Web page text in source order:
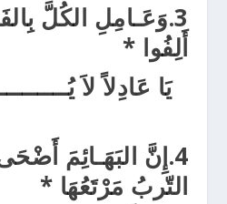
3. وَعَـامِلِ الكُلَّ
أَلِفُوا *
يَا عَادِلاً لاَ يُـ
4. إِنَّ البَهَـائِمَ
التّربُ مَرْتَعُهَا *